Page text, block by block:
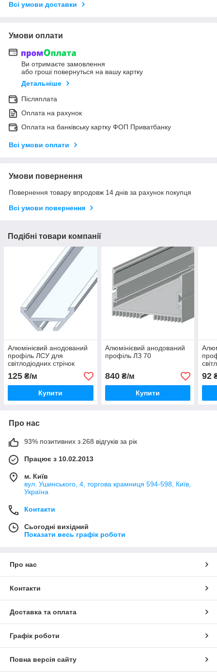
Всі умови доставки
Умови оплати
Ви отримаєте замовлення
або гроші повернуться на вашу картку
Детальніше
Післяплата
Оплата на рахунок
Оплата на банківську картку ФОП Приватбанку
Всі умови оплати
Умови повернення
Повернення товару впродовж 14 днів за рахунок покупця
Всі умови повернення
Подібні товари компанії
Алюмінієвий анодований
профіль ЛСУ для
світлодіодних стрічок
125 ₴/м
Купити
Алюмінієвий анодований
профіль ЛЗ 70
840₴/м
Купити
92
Про нас
93% позитивних з 268 відгуків за рік
Працює з 10.02.2013
м. Київ
вул. Ушинського, 4, торгова крамниця 594-598, Київ,
Україна
Контакти
Сьогодні вихідний
Показати весь графік роботи
Про нас
Контакти
Доставка та оплата
Графік роботи
Повна версія сайту